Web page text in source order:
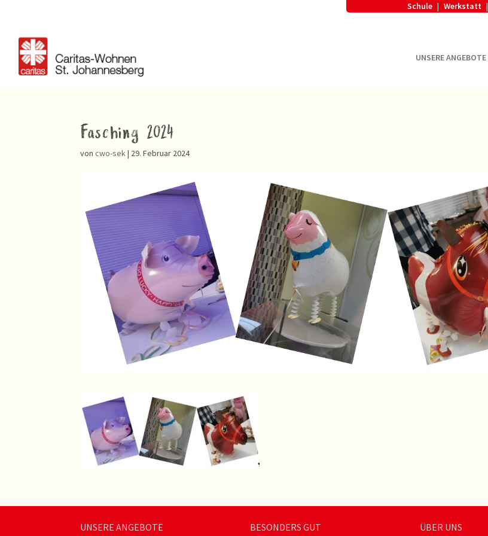
Schule | Werkstatt |
UNSERE ANGEBOTE
Fasching 2024
voncwo-sek| 29. Februar 2024
UNSERE ANGEBOTE BESONDERS GUT ÜBER UNS